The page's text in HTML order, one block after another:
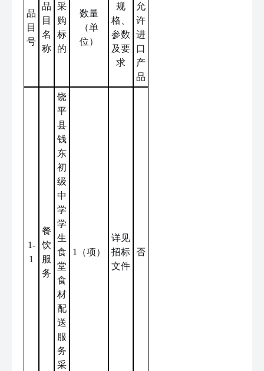
品
目
号
品
目
名
称
采
购
标
的
数量
（单
位）
规
格、
参数
及要
求
允
许
进
口
产
品
1-
1
餐
饮
服
务
饶
平
县
钱
东
初
级
中
学
学
生
食
堂
食
材
配
送
服
务
采
1（项）
详见
招标
文件
否